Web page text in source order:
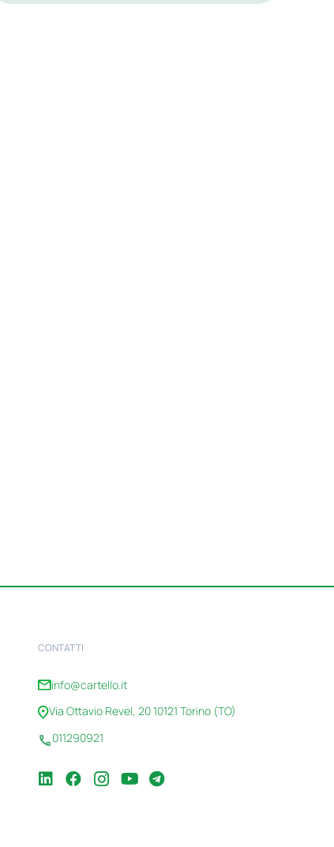
CONTATTI
info@cartello.it
Via Ottavio Revel, 20 10121 Torino (TO)
011290921